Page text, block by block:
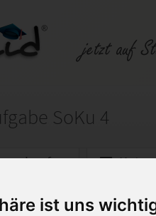
ist uns
SoKu 4
verkaufen